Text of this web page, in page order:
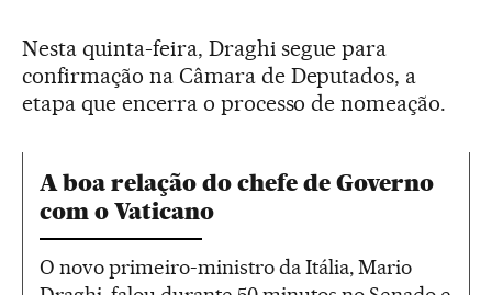
Nesta quinta-feira, Draghi segue para
confirmação na Câmara de Deputados, a
etapa que encerra o processo de nomeação.
A boa relação do chefe de Governo
com o Vaticano
O novo primeiro-ministro da Itália, Mario